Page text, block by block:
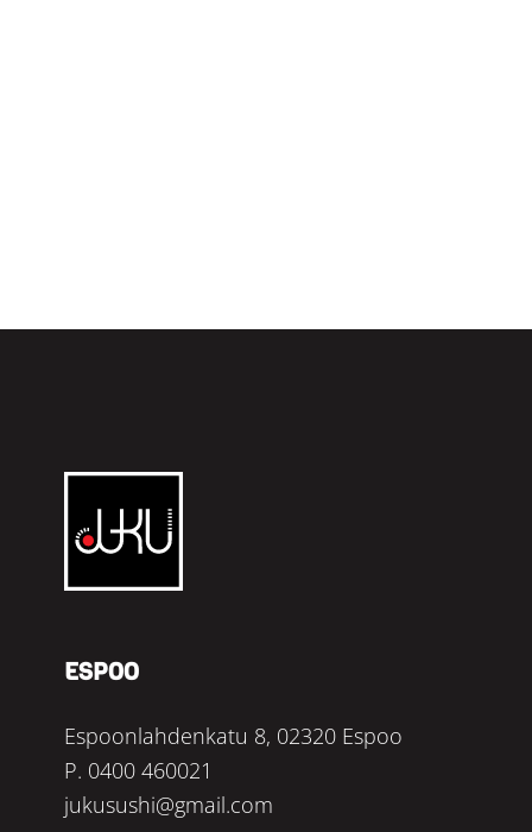
ESPOO
Espoonlahdenkatu 8, 02320 Espoo
P. 0400 460021
jukusushi@gmail.com